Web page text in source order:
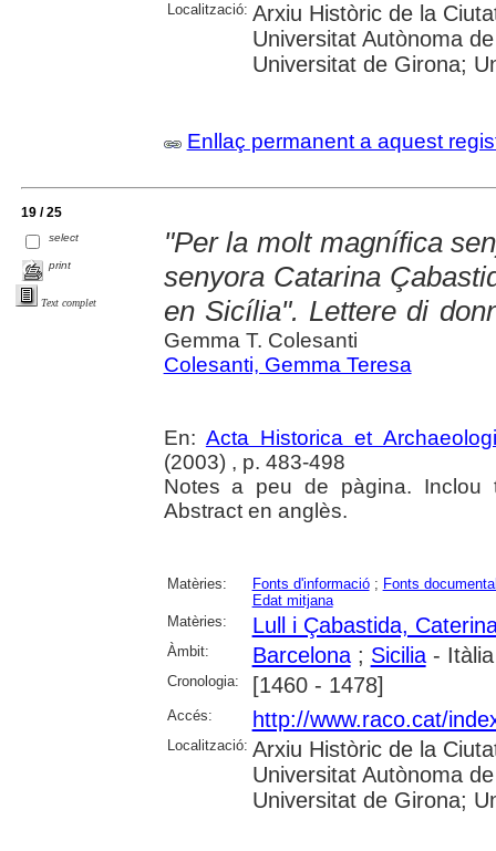
Localització: Arxiu Històric de la
Universitat Autònoma
Universitat de Girona;
Enllaç permanent a aquest
19 / 25
select
print
Text complet
"Per la molt magnífica
senyora Catarina
en Sicília". Lettere di
Gemma T. Colesanti
Colesanti, Gemma Teresa
En: Acta Historica et
(2003) , p. 483-498
Notes a peu de pàgina. Inclou
Abstract en anglès.
Matèries: Fonts d'informació; Fonts
Edat mitjana
Matèries:
Lull i Çabastida,
Àmbit: Barcelona; Sicilia- Itàlia
Cronologia: [1460 - 1478]
Accés: http://www.raco.cat/
Localització: Arxiu Històric de la
Universitat Autònoma
Universitat de Girona;